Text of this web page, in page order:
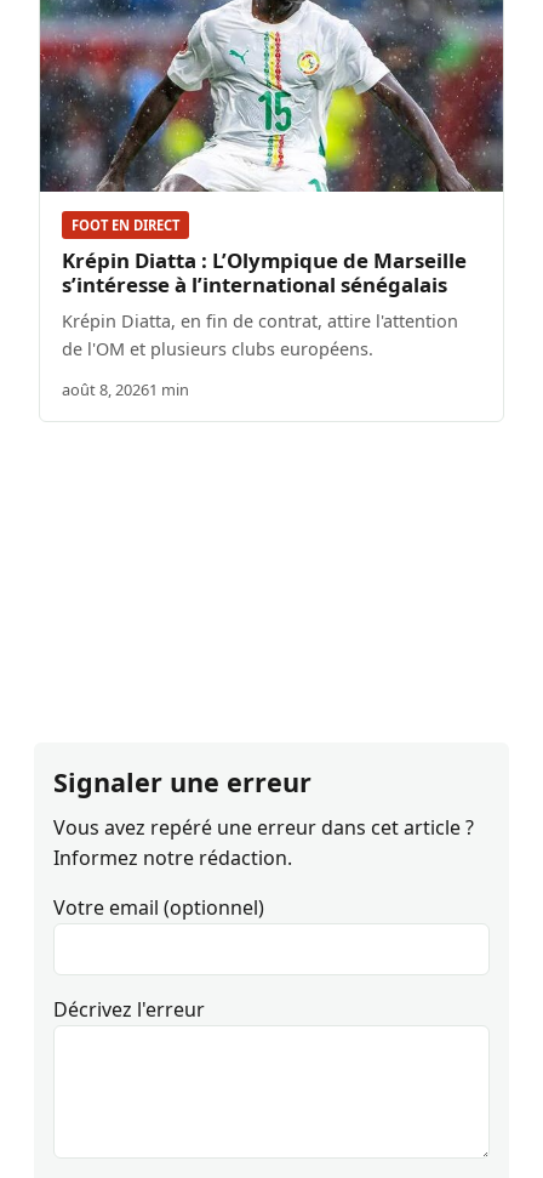
FOOT EN DIRECT
Krépin Diatta : L’Olympique de Marseille
s’intéresse à l’international sénégalais
Krépin Diatta, en fin de contrat, attire l'attention
de l'OM et plusieurs clubs européens.
août 8, 20261 min
Signaler une erreur
Vous avez repéré une erreur dans cet article ?
Informez notre rédaction.
Votre email (optionnel)
Décrivez l'erreur